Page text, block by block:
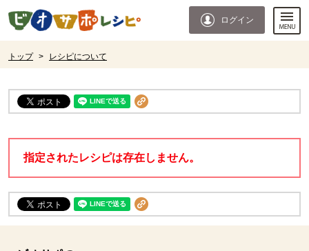
ページの先頭です。
ログイン
トップ > レシピについて
現在位置ここまで
指定されたレシピは存在しません。